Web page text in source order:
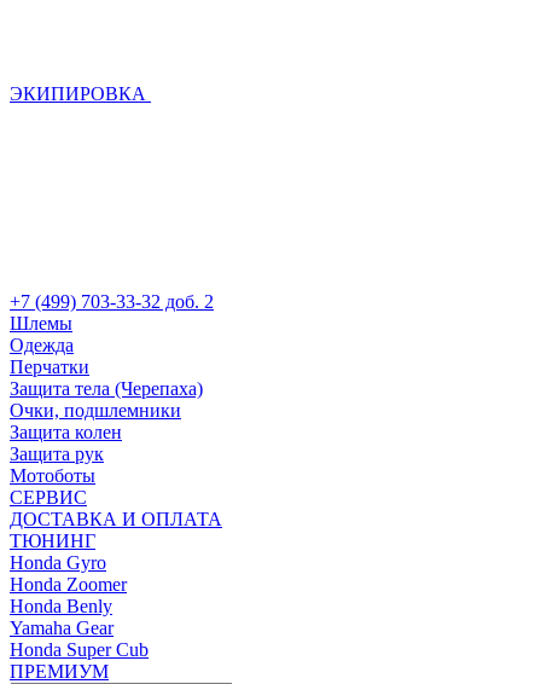
ЭКИПИРОВКА
+7 (499) 703-33-32 доб. 2
Шлемы
Одежда
Перчатки
Защита тела (Черепаха)
Очки, подшлемники
Защита колен
Защита рук
Мотоботы
СЕРВИС
ДОСТАВКА И ОПЛАТА
ТЮНИНГ
Honda Gyro
Honda Zoomer
Honda Benly
Yamaha Gear
Honda Super Cub
ПРЕМИУМ